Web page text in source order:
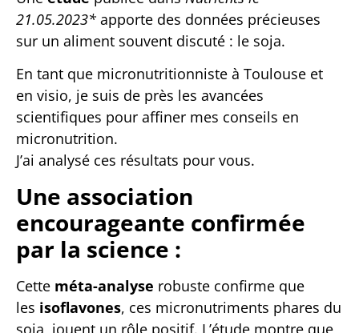
21.05.2023* apporte des données précieuses
sur un aliment souvent discuté : le soja.
En tant que micronutritionniste à Toulouse et
en visio, je suis de près les avancées
scientifiques pour affiner mes conseils en
micronutrition.
J’ai analysé ces résultats pour vous.
Une association
encourageante confirmée
par la science :
Cette méta-analyse robuste confirme que
les isoflavones, ces micronutriments phares du
soja, jouent un rôle positif. L’étude montre que